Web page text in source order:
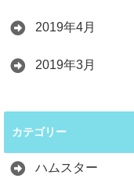
2019年4月
2019年3月
カテゴリー
ハムスター